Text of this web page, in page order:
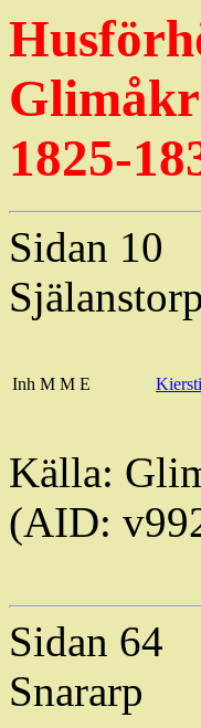
1825-
Sidan 10
Inh M M E
Källa:
(AID:
Sidan 64
Snararp